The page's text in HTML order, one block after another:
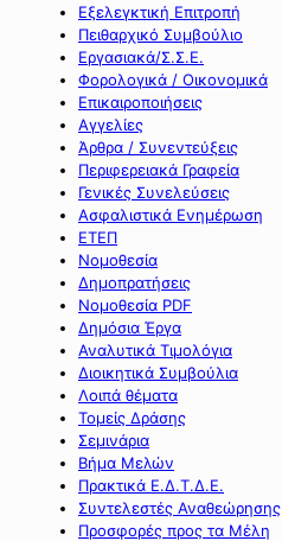
Εξελεγκτική Επιτροπή
Πειθαρχικό Συμβούλιο
Εργασιακά/Σ.Σ.Ε.
Φορολογικά / Οικονομικά
Επικαιροποιήσεις
Αγγελίες
Άρθρα / Συνεντεύξεις
Περιφερειακά Γραφεία
Γενικές Συνελεύσεις
Ασφαλιστικά Ενημέρωση
ΕΤΕΠ
Νομοθεσία
Δημοπρατήσεις
Νομοθεσία PDF
Δημόσια Έργα
Αναλυτικά Τιμολόγια
Διοικητικά Συμβούλια
Λοιπά θέματα
Τομείς Δράσης
Σεμινάρια
Βήμα Μελών
Πρακτικά Ε.Δ.Τ.Δ.Ε.
Συντελεστές Αναθεώρησης
Προσφορές προς τα Μέλη